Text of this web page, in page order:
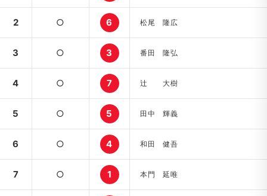
2 ○ 6 松尾 隆広
3 ○ 3 番田 隆弘
4 ○ 7 辻 大樹
5 ○ 5 田中 輝義
6 ○ 4 和田 健吾
7 ○ 1 本門 延唯